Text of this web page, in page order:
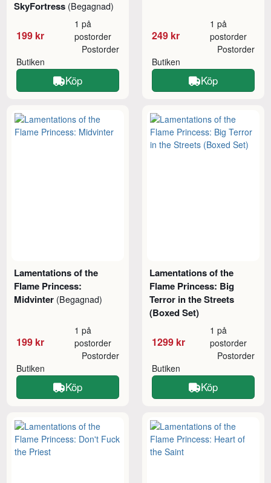
SkyFortress (Begagnad)
199 kr
1 på
postorder
Butiken
Postorder
Köp
249 kr
1 på
postorder
Butiken
Postorder
Köp
Lamentations of the
Flame Princess:
Midvinter (Begagnad)
199 kr
1 på
postorder
Butiken
Postorder
Köp
Lamentations of the
Flame Princess: Big
Terror in the Streets
(Boxed Set)
1299 kr
1 på
postorder
Butiken
Postorder
Köp